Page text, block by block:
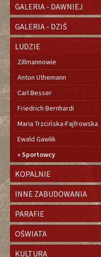
GALERIA - DAWNIEJ
GALERIA - DZIŚ
LUDZIE
Zillmannowie
Anton Uthemann
Carl Besser
Friedrich Bernhardi
Maria Trzcińska-Fajfrowska
Ewald Gawlik
Sportowcy
KOPALNIE
INNE ZABUDOWANIA
PARAFIE
OŚWIATA
KULTURA